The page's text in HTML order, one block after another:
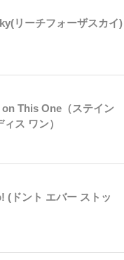
リーチフォーザスカイ)
This One（ステイン
ス ワン）
(ドント エバー ストッ